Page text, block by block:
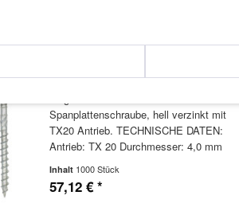
Spanplattenschraube, hell verzinkt mit
TX20 Antrieb. TECHNISCHE DATEN:
Antrieb: TX 20 Durchmesser: 4,0 mm
Schraubenlänge: 50 mm Nutzbare
Gewindelänge: 30 mm Material:
Inhalt 1000 Stück
57,12 € *